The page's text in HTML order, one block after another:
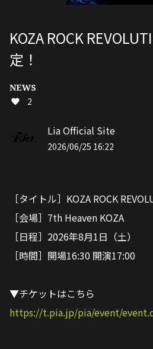
KOZA ROCK
定！
NEWS
2
Lia Official Site
2026/06/25 16:22
［タイトル］KOZA ROCK
［会場］7th Heaven KOZA
［日程］2026年8月1日（土）
［時間］開場16:30 開演17:00
▼チケットはこちら
https://t.pia.jp/pia/event/